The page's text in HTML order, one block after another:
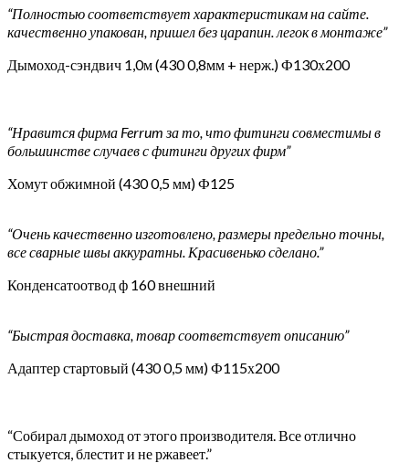
“Полностью соответствует характеристикам на сайте.
качественно упакован, пришел без царапин. легок в монтаже”
Дымоход-сэндвич 1,0м (430 0,8мм + нерж.) Ф130х200
“Нравится фирма Ferrum за то, что фитинги совместимы в
большинстве случаев с фитинги других фирм”
Хомут обжимной (430 0,5 мм) Ф125
“Очень качественно изготовлено, размеры предельно точны,
все сварные швы аккуратны. Красивенько сделано.”
Конденсатоотвод ф 160 внешний
“Быстрая доставка, товар соответствует описанию”
Адаптер стартовый (430 0,5 мм) Ф115х200
“Собирал дымоход от этого производителя. Все отлично
стыкуется, блестит и не ржавеет.”